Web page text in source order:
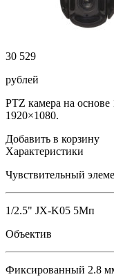
30 529
рублей
PTZ камера на
1920×1080.
Добавить в корзину
Характеристики
Чувствительный
1/2.5" JX-K05 5Мп
Объектив
Фиксированный 2.8